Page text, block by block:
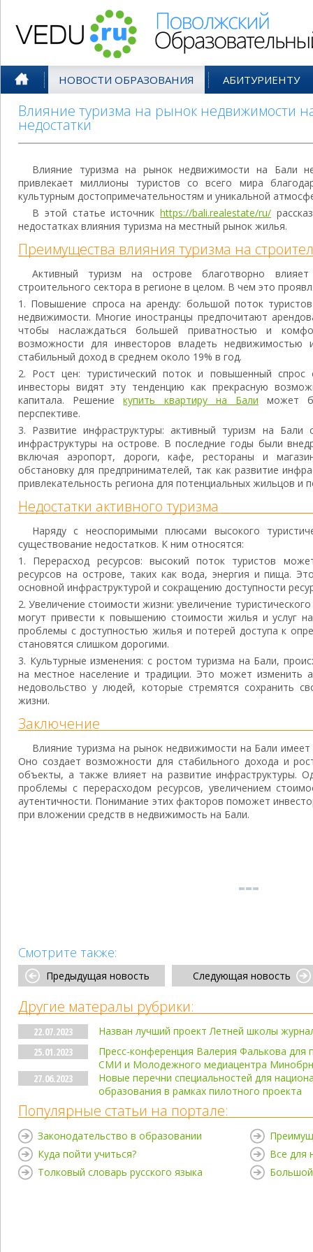
НОВОСТИ ОБРАЗОВАНИЯ АБИТУРИЕНТУ
Влияние туризма на рынок недвижимости
недостатки
Влияние туризма на рынок недвижимости на Бали
привлекает миллионы туристов со всего мира
культурным достопримечательностям и уникальной
В этой статье источникhttps://bali.realestate/ru/
недостатках влияния туризма на местный рынок жилья.
Преимущества влияния туризма на
Активный туризм на острове благотворно
строительного сектора в регионе в целом. В чем это
Повышение спроса на аренду: большой поток
недвижимости. Многие иностранцы предпочитают
чтобы наслаждаться большей приватностью и
возможности для инвесторов владеть
стабильный доход в среднем около 19% в год.
Рост цен: туристический поток и повышенный спрос
инвесторы видят эту тенденцию как прекрасную
капитала. Решениекупить квартиру на Бали может
перспективе.
Развитие инфраструктуры: активный туризм на Бали
инфраструктуры на острове. В последние годы были
включая аэропорт, дороги, кафе, рестораны и
обстановку для предпринимателей, так как развитие
привлекательность региона для потенциальных жильцов и
Недостатки активного туризма
Наряду с неоспоримыми плюсами высокого
существование недостатков. К ним относятся:
Перерасход ресурсов: высокий поток туристов
ресурсов на острове, таких как вода, энергия и пища.
основной инфраструктурой и сокращению доступности
Увеличение стоимости жизни: увеличение
могут привести к повышению стоимости жилья и услуг
проблемы с доступностью жилья и потерей доступа к
становятся слишком дорогими.
Культурные изменения: с ростом туризма на Бали,
на местное население и традиции. Это может изменить
недовольство у людей, которые стремятся сохранить
жизни.
Заключение
Влияние туризма на рынок недвижимости на Бали
Оно создает возможности для стабильного дохода и
объекты, а также влияет на развитие инфраструктуры.
проблемы с перерасходом ресурсов, увеличением
аутентичности. Понимание этих факторов поможет
при вложении средств в недвижимость на Бали.
Смотрите также:
Предыдущая новость Следующая новость
Другие матералы рубрики:
22.07.2023
Назван лучший проект Летней школы
25.01.2023
Пресс-конференция Валерия Фалькова для
СМИ и Молодежного медиацентра
27.06.2023
Новые перечни специальностей для
образования в рамках пилотного проекта
Популярные статьи на портале:
Законодательство в образовании
Куда пойти учиться?
Толковый словарь русского языка
Все для
Большой